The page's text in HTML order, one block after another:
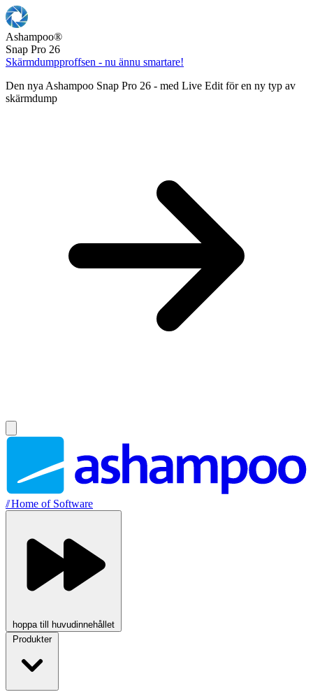
Ashampoo®
Snap Pro 26
Skärmdumpproffsen - nu ännu smartare!
Den nya Ashampoo Snap Pro 26 - med Live Edit för en ny typ av
skärmdump
//Home of Software
hoppa till huvudinnehållet
Produkter